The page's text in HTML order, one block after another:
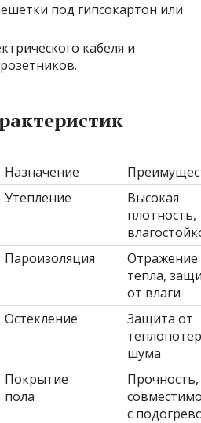
под гипсокартон или
кабеля и
Назначение
Утепление
Высокая
плотность,
Пароизоляция
Отражение
тепла,
от влаги
Остекление
Защита от
шума
Покрытие
пола
Прочность,
с